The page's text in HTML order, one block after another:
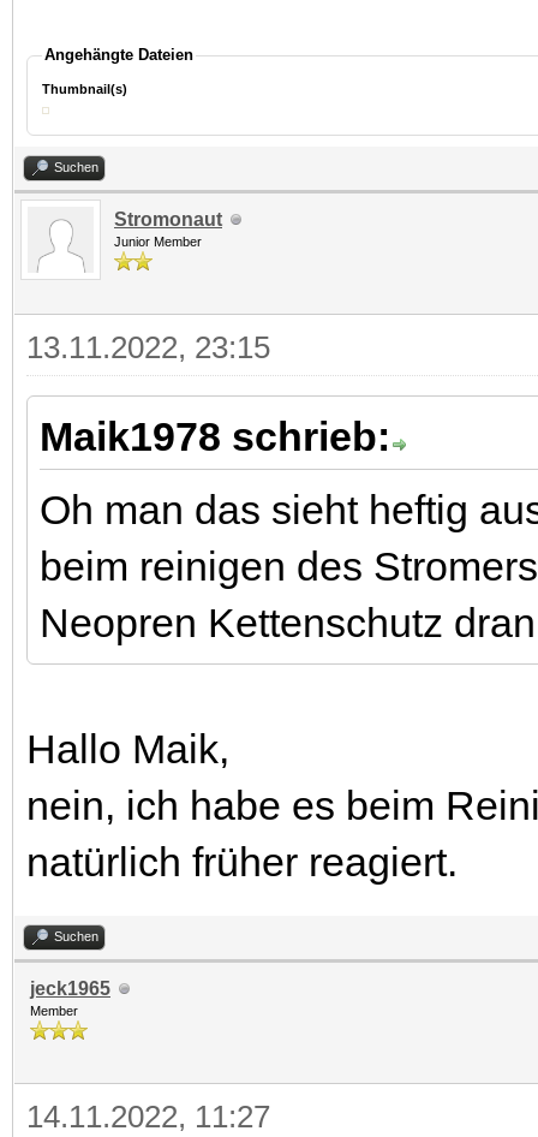
Angehängte Dateien
Thumbnail(s)
Suchen
Stromonaut
Junior Member
13.11.2022, 23:15
Maik1978 schrieb:
Oh man das sieht heftig
beim reinigen des
Neopren Kettenschutz
Hallo Maik,
nein, ich habe es beim
natürlich früher reagiert.
Suchen
jeck1965
Member
14.11.2022, 11:27